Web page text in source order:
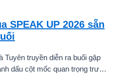
SPEAK UP 2026 sẵn
Tuyên truyền diễn ra buổi gặp
dấu cột mốc quan trọng trước